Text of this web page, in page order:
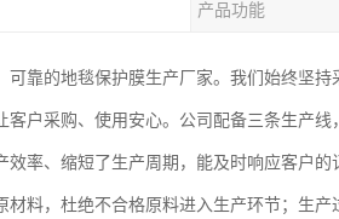
产品功能
靠的地毯保护膜生产厂家。我们始终坚
客户采购、使用安心。公司配备三条生产
率、缩短了生产周期，能及时响应客户
料，杜绝不合格原料进入生产环节；生